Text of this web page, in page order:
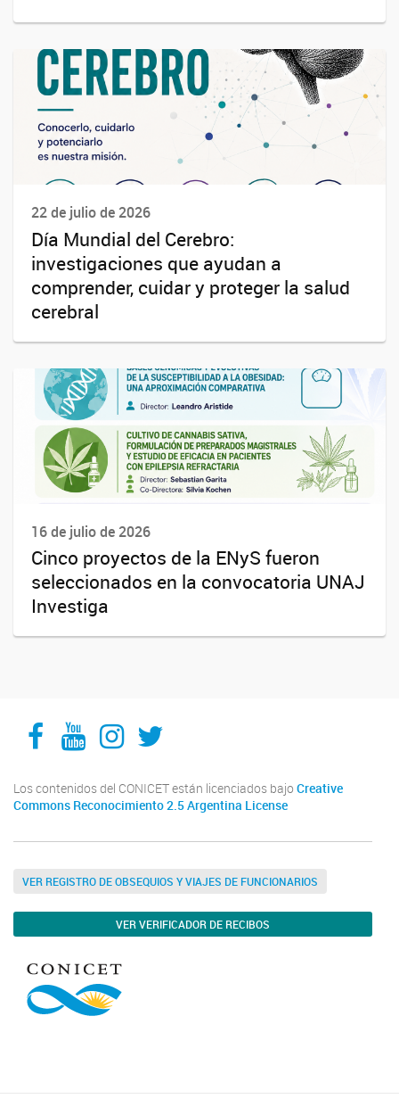
22 de julio de 2026
Día Mundial del Cerebro:
investigaciones que ayudan a
comprender, cuidar y proteger la salud
cerebral
16 de julio de 2026
Cinco proyectos de la ENyS fueron
seleccionados en la convocatoria UNAJ
Investiga
Facebook
YouTube
Instagram
Twitter
Los contenidos del CONICET están licenciados bajo Creative
Commons Reconocimiento 2.5 Argentina License
VER REGISTRO DE OBSEQUIOS Y VIAJES DE FUNCIONARIOS
VER VERIFICADOR DE RECIBOS